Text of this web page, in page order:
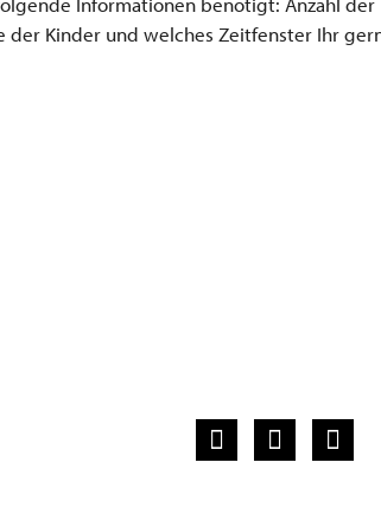
der Kinder und welches Zeitfenster Ihr
F
a
c
I
n
s
Y
o
u